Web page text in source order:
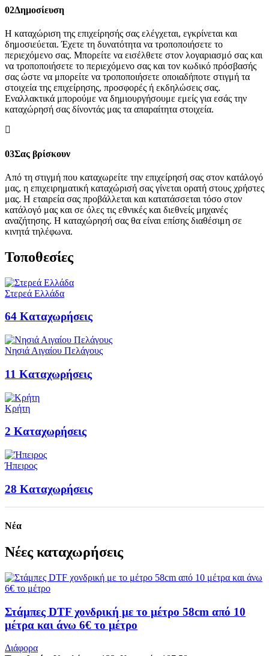
02Δημοσίευση
Η καταχώριση της επιχείρησής σας ελέγχεται, εγκρίνεται και
δημοσιεύεται. Έχετε τη δυνατότητα να τροποποιήσετε το
περιεχόμενο σας. Μπορείτε να εισέλθετε στον λογαριασμό σας και
να τροποποιήσετε το περιεχόμενο σας και τον κωδικό πρόσβασής
σας ώστε να μπορείτε να τροποποιήσετε οποιαδήποτε στιγμή τα
στοιχεία της επιχείρησης, προσφορές ή εκδηλώσεις σας.
Εναλλακτικά μπορούμε να δημιουργήσουμε εμείς για εσάς την
καταχώρησή σας δίνοντάς μας τα απαραίτητα στοιχεία.
03Σας βρίσκουν
Από τη στιγμή που καταχωρείτε την επιχείρησή σας στον κατάλογό
μας, η επιχειρηματική καταχώρισή σας γίνεται ορατή στους χρήστες
μας. Η εταιρεία σας προβάλλεται και κατατάσσεται τόσο στον
κατάλογό μας και σε όλες τις εθνικές και διεθνείς μηχανές
αναζήτησης. Η καταχώρησή σας θα είναι επίσης διαθέσιμη σε
κινητά τηλέφωνα.
Τοποθεσίες
Στερεά Ελλάδα
64 Καταχωρήσεις
Νησιά Αιγαίου Πελάγους
11 Καταχωρήσεις
Κρήτη
2 Καταχωρήσεις
Ήπειρος
28 Καταχωρήσεις
Νέα
Νέες καταχωρήσεις
Στάμπες DTF χονδρική με το μέτρο 58cm από 10
μέτρα και άνω 6€ το μέτρο
Διάφορα